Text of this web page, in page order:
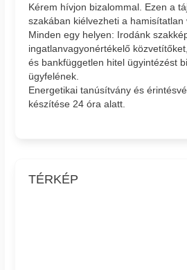
Kérem hívjon bizalommal. Ezen a
szakában kiélvezheti a hamisítatlan
Minden egy helyen: Irodánk
ingatlanvagyonértékelő
és bankfüggetlen hitel ügyintézést
ügyfelének.
Energetikai tanúsítvány és
készítése 24 óra alatt.
TÉRKÉP